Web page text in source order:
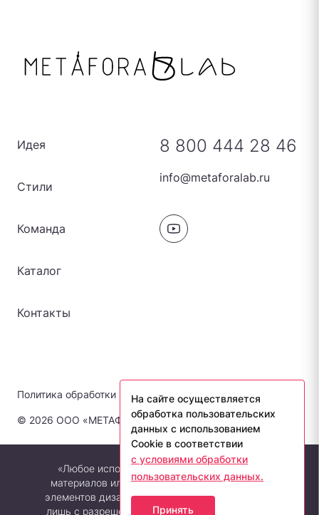
Политика обработки персональных данных
© 2026 ООО «МЕТАФОРА-ЛАБ». Все права защищены.
Идея
Стили
Команда
Каталог
Контакты
8 800 444 28 46
info@metaforalab.ru
«Любое использование либо копирование
материалов или подборки материалов сайта,
элементов дизайна и оформления допускается
лишь с разрешения правообладателя и только
На сайте осуществляется
обработка пользовательских
данных с использованием
Cookie в соответствии
с условиями обработки
пользовательских данных.
Принять